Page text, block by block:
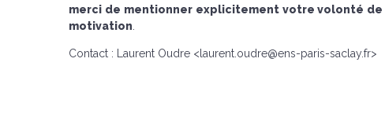
merci de mentionner explicitement votre volonté
motivation
Contact : Laurent Oudre <laurent.oudre@ens-paris-saclay.fr>